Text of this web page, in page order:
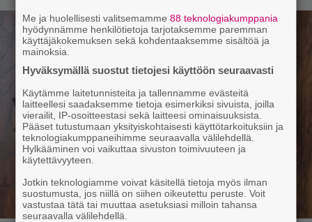
Me ja huolellisesti valitsemamme88 teknologiakumppania
hyödynnämme henkilötietoja tarjotaksemme paremman
käyttäjäkokemuksen sekä kohdentaaksemme sisältöä ja
mainoksia.
Hyväksymällä suostut tietojesi käyttöön seuraavasti
Käytämme laitetunnisteita ja tallennamme evästeitä
laitteellesi saadaksemme tietoja esimerkiksi sivuista, joilla
vierailit, IP-osoitteestasi sekä laitteesi ominaisuuksista.
Pääset tutustumaan yksityiskohtaisesti käyttötarkoituksiin ja
teknologiakumppaneihimme seuraavalla välilehdellä.
Hylkääminen voi vaikuttaa sivuston toimivuuteen ja
käytettävyyteen.
Jotkin teknologiamme voivat käsitellä tietoja myös ilman
suostumusta, jos niillä on siihen oikeutettu peruste. Voit
vastustaa tätä tai muuttaa asetuksiasi milloin tahansa
seuraavalla välilehdellä.